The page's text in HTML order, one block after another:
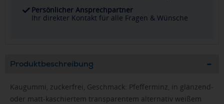
Persönlicher Ansprechpartner
Ihr direkter Kontakt für alle Fragen & Wünsche
Produktbeschreibung
Kaugummi, zuckerfrei, Geschmack: Pfefferminz, in glänzend-
oder matt-kaschiertem transparentem alternativ weißem